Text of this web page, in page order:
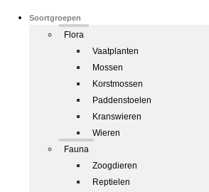
Soortgroepen
Flora
Vaatplanten
Mossen
Korstmossen
Paddenstoelen
Kranswieren
Wieren
Fauna
Zoogdieren
Reptielen